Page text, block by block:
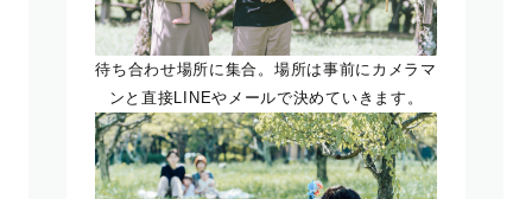
待ち合わせ場所に集合。場所は事前にカメラマ
ンと直接LINEやメールで決めていきます。